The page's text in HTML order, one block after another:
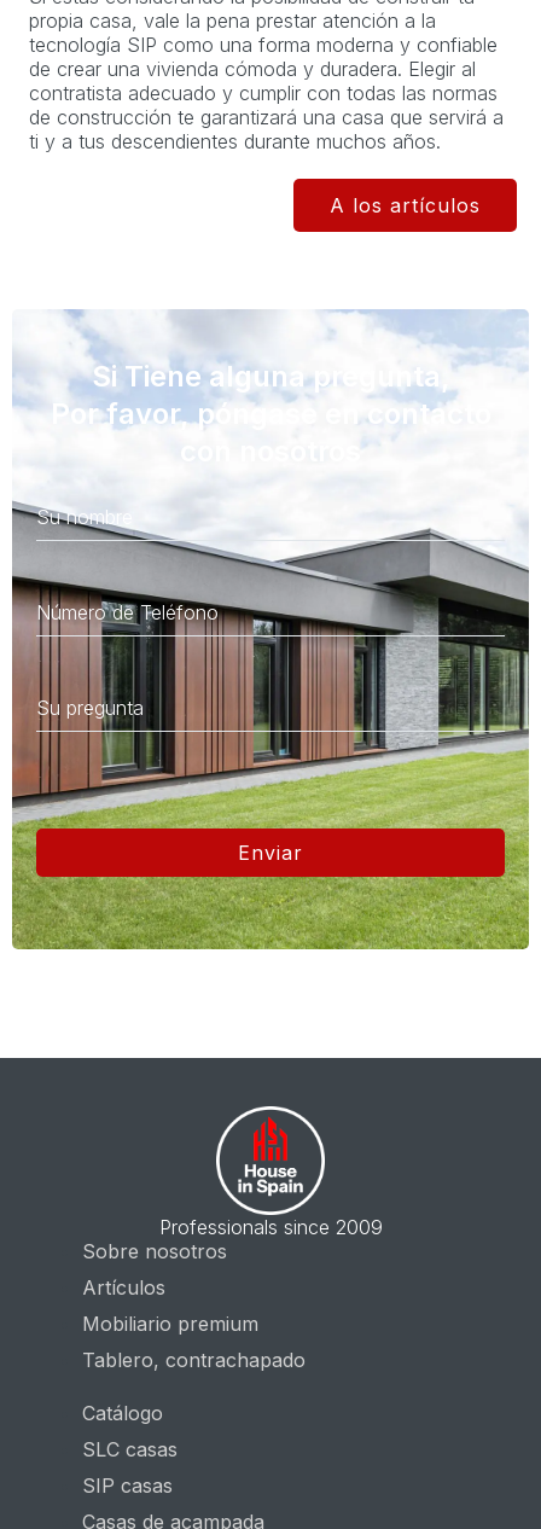
propia casa, vale la pena prestar atención a la
tecnología SIP como una forma moderna y confiable
de crear una vivienda cómoda y duradera. Elegir al
contratista adecuado y cumplir con todas las normas
de construcción te garantizará una casa que servirá a
ti y a tus descendientes durante muchos años.
A los artículos
Si Tiene alguna pregunta,
Por favor, póngase en contacto
Enviar
Professionals since 2009
Sobre nosotros
Artículos
Mobiliario premium
Tablero, contrachapado
Catálogo
SLC casas
SIP casas
Casas de acampada